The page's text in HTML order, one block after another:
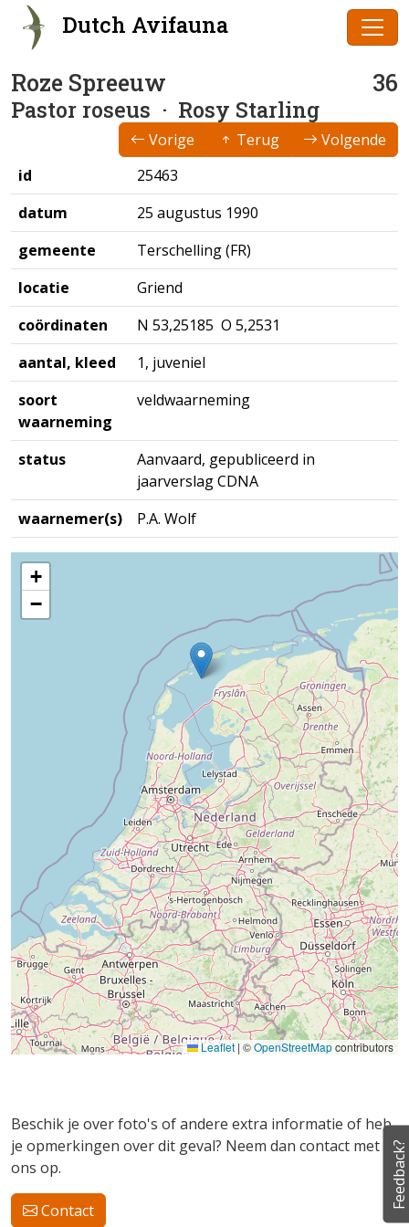
Dutch Avifauna
Roze Spreeuw 36
Pastor roseus · Rosy Starling
Vorige Terug
Volgende
id
25463
datum
25 augustus 1990
gemeente
Terschelling (FR)
locatie
Griend
coördinaten
N 53,25185 O 5,2531
aantal, kleed
1, juveniel
soort
waarneming
veldwaarneming
status
Aanvaard, gepubliceerd in
jaarverslag CDNA
waarnemer(s)
P.A. Wolf
+
−
Leaflet| ©OpenStreetMapcontributors
Beschik je over foto's of andere extra informatie of heb
je opmerkingen over dit geval? Neem dan contact met
ons op.
Contact
Feedback?